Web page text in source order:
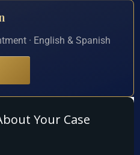
· English & Spanish